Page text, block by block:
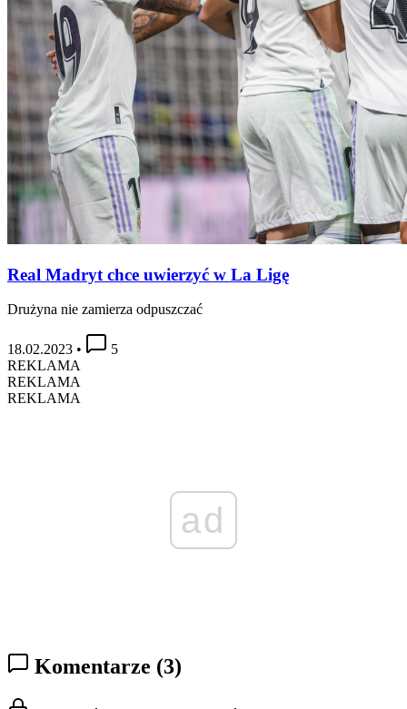
Real Madryt chce uwierzyć w La Ligę
Drużyna nie zamierza odpuszczać
18.02.2023 •
5
REKLAMA
REKLAMA
REKLAMA
ad
Komentarze (3)